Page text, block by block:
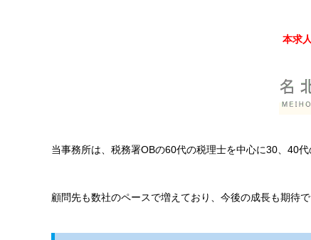
本求
当事務所は、税務署OBの60代の税理士を中心に30 40代
顧問先も数社のペースで増えており、今後の成長も期待で